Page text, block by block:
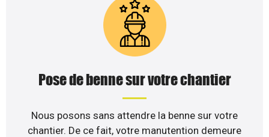
Pose de benne sur votre chantier
Nous posons sans attendre la benne sur votre
chantier. De ce fait, votre manutention demeure